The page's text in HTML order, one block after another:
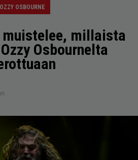
OZZY OSBOURNE
muistelee, millaista
Osbournelta